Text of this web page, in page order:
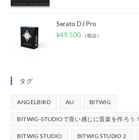
Serato DJ Pro
¥49,500 （税込）
タグ
ANGELBIRD AU BITWIG
BITWIG-STUDIOで良い感じに音楽を作ろう！
BITWIG STUDIO BITWIG STUDIO 2